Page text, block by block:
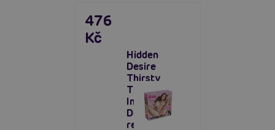
Hidden
Desire
Thirsty
Tiffany
Inflatable
Doll,
realistická
476
Kč